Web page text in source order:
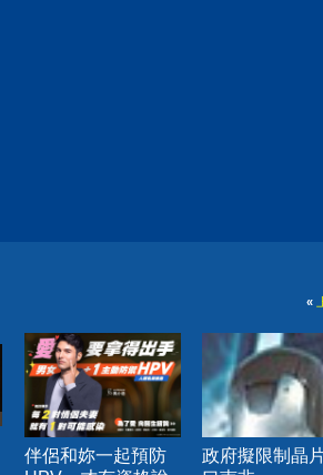
«
伴侶和妳一起預防
政府擬限制晶